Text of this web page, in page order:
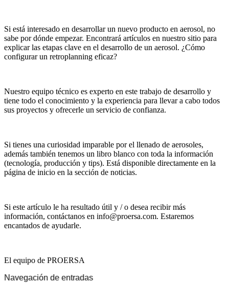
Si está interesado en desarrollar un nuevo producto en aerosol, no
sabe por dónde empezar. Encontrará artículos en nuestro sitio para
explicar las etapas clave en el desarrollo de un aerosol. ¿Cómo
configurar un retroplanning eficaz?
Nuestro equipo técnico es experto en este trabajo de desarrollo y
tiene todo el conocimiento y la experiencia para llevar a cabo todos
sus proyectos y ofrecerle un servicio de confianza.
Si tienes una curiosidad imparable por el llenado de aerosoles,
además también tenemos un libro blanco con toda la información
(tecnología, producción y tips). Está disponible directamente en la
página de inicio en la sección de noticias.
Si este artículo le ha resultado útil y / o desea recibir más
información, contáctanos en info@proersa.com. Estaremos
encantados de ayudarle.
El equipo de PROERSA
Navegación de entradas